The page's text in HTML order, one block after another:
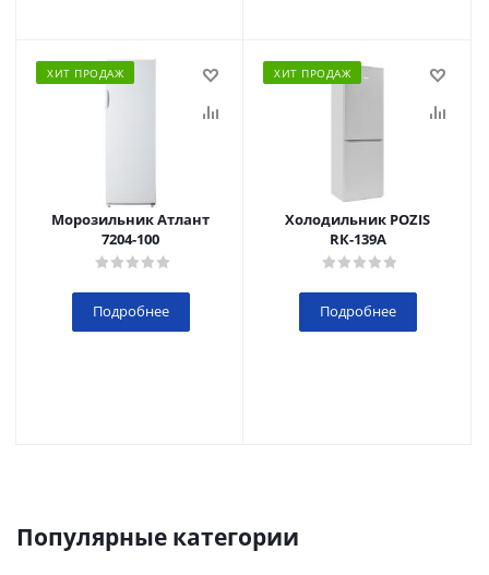
ХИТ ПРОДАЖ
Морозильник Атлант
7204-100
Подробнее
ХИТ ПРОДАЖ
Холодильник POZIS
RК-139А
Подробнее
Популярные категории